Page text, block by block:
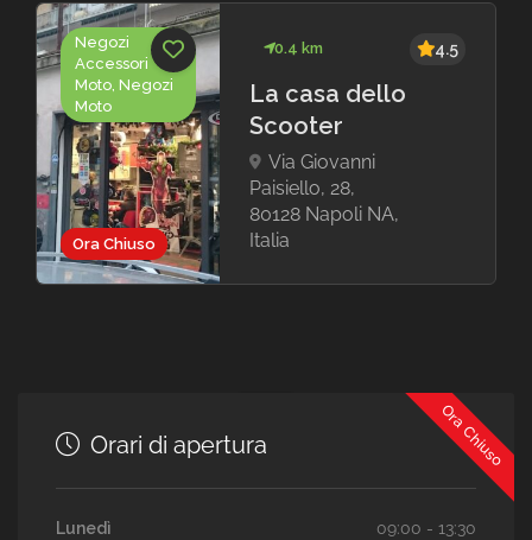
Ora Chiuso
Negozi
Accessori
Moto, Negozi
Moto
0.4 km
La casa dello
Scooter
Via Giovanni
Paisiello, 28,
80128 Napoli NA,
Italia
4.5
Ora Chiuso
Orari di apertura
Lunedì
09:00 - 13:30